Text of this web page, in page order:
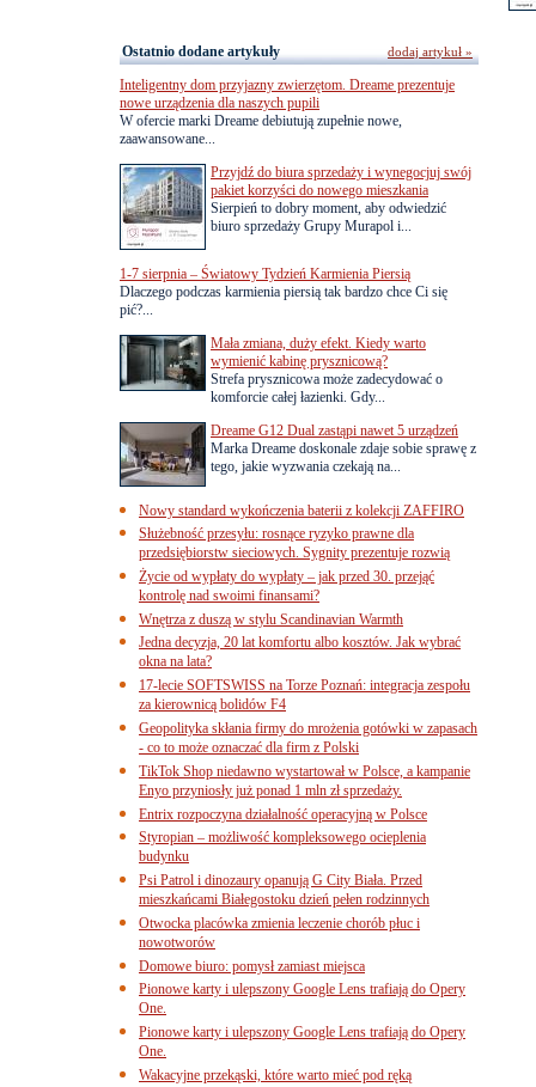
Ostatnio dodane artykuły
Inteligentny dom przyjazny zwierzętom. Dreame prezentuje
nowe urządzenia dla naszych pupili
W ofercie marki Dreame debiutują zupełnie nowe,
zaawansowane...
Przyjdź do biura sprzedaży i wynegocjuj swój
pakiet korzyści do nowego mieszkania
Sierpień to dobry moment, aby odwiedzić
biuro sprzedaży Grupy Murapol i...
1-7 sierpnia – Światowy Tydzień Karmienia Piersią
Dlaczego podczas karmienia piersią tak bardzo chce Ci się
pić?...
Mała zmiana, duży efekt. Kiedy warto
wymienić kabinę prysznicową?
Strefa prysznicowa może zadecydować o
komforcie całej łazienki. Gdy...
Dreame G12 Dual zastąpi nawet 5 urządzeń
Marka Dreame doskonale zdaje sobie sprawę z
tego, jakie wyzwania czekają na...
Nowy standard wykończenia baterii z kolekcji ZAFFIRO
Służebność przesyłu: rosnące ryzyko prawne dla
przedsiębiorstw sieciowych. Sygnity prezentuje rozwią
Życie od wypłaty do wypłaty – jak przed 30. przejąć
kontrolę nad swoimi finansami?
Wnętrza z duszą w stylu Scandinavian Warmth
Jedna decyzja, 20 lat komfortu albo kosztów. Jak wybrać
okna na lata?
17-lecie SOFTSWISS na Torze Poznań: integracja zespołu
za kierownicą bolidów F4
Geopolityka skłania firmy do mrożenia gotówki w zapasach
- co to może oznaczać dla firm z Polski
TikTok Shop niedawno wystartował w Polsce, a kampanie
Enyo przyniosły już ponad 1 mln zł sprzedaży.
Entrix rozpoczyna działalność operacyjną w Polsce
Styropian – możliwość kompleksowego ocieplenia
budynku
Psi Patrol i dinozaury opanują G City Biała. Przed
mieszkańcami Białegostoku dzień pełen rodzinnych
Otwocka placówka zmienia leczenie chorób płuc i
nowotworów
Domowe biuro: pomysł zamiast miejsca
Pionowe karty i ulepszony Google Lens trafiają do Opery
One.
Pionowe karty i ulepszony Google Lens trafiają do Opery
One.
Wakacyjne przekąski, które warto mieć pod ręką
dodaj artykuł »